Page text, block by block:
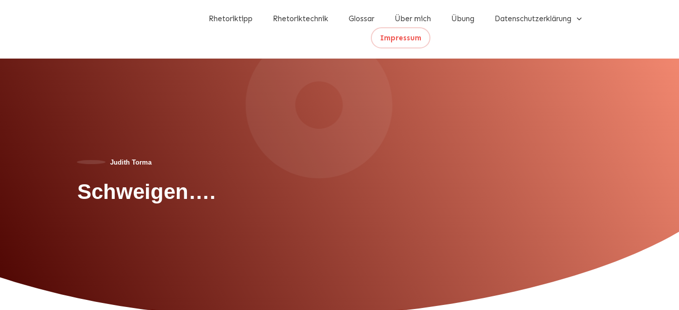
Rhetoriktipp Rhetoriktechnik Glossar Über mich Übung Datenschutzerklärung
Impressum
Judith Torma
Schweigen….